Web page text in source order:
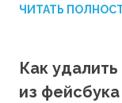
ЧИТАТЬ
Как
из фейсбука